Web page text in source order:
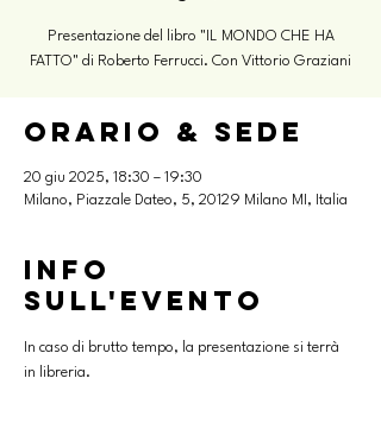
Presentazione del libro "IL MONDO CHE HA
FATTO" di Roberto Ferrucci. Con Vittorio Graziani
Orario & Sede
20 giu 2025, 18:30 – 19:30
Milano, Piazzale Dateo, 5, 20129 Milano MI, Italia
Info
sull'evento
In caso di brutto tempo, la presentazione si terrà
in libreria.